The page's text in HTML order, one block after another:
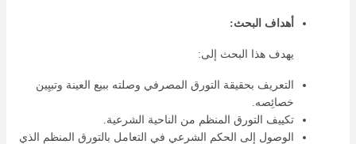
أهداف البحث:
يهدف هذا البحث إلى:
التعريف بحقيقة التورق المصرفي وصلته ببيع العينة وتبيِين
خصائِصه.
تكييف التورق المنظم من الناحية الشرعية.
الوصول إلى الحكم الشرعي في التعامل بالتورق المنظم الذي